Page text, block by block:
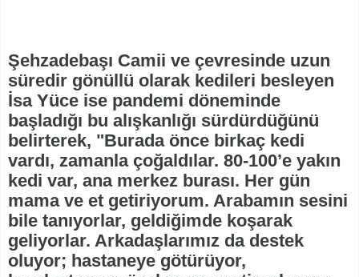
Şehzadebaşı Camii ve çevresinde uzun
süredir gönüllü olarak kedileri besleyen
İsa Yüce ise pandemi döneminde
başladığı bu alışkanlığı sürdürdüğünü
belirterek, "Burada önce birkaç kedi
vardı, zamanla çoğaldılar. 80-100’e yakın
kedi var, ana merkez burası. Her gün
mama ve et getiriyorum. Arabamın sesini
bile tanıyorlar, geldiğimde koşarak
geliyorlar. Arkadaşlarımız da destek
oluyor; hastaneye götürüyor,